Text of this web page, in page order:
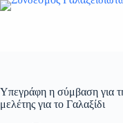
Skip
Υπεγράφη η σύμβαση για
μελέτης για το Γαλαξίδι